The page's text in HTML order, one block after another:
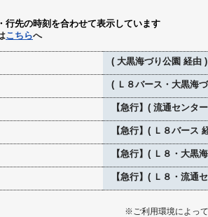
先の時刻を合わせて表示しています
こちらへ
( 大黒海づり公園 経由
( Ｌ８バース・大黒海
【急行】( 流通センタ
【急行】( Ｌ８バース
【急行】( Ｌ８・大黒
【急行】( Ｌ８・流通
※ご利用環境によっ